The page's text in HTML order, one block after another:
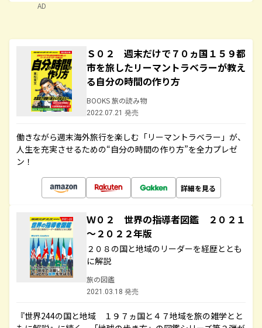
AD
Ｓ０２ 週末だけで７０ヵ国１５９都
市を旅したリーマントラベラーが教え
る自分の時間の作り方
BOOKS 旅の読み物
2022.07.21 発売
働きながら週末海外旅行を楽しむ「リーマントラベラー」が、
人生を充実させるための“自分の時間の作り方”を全力プレゼ
ン！
詳細を見る
Ｗ０２ 世界の指導者図鑑 ２０２１
～２０２２年版
２０８の国と地域のリーダーを経歴ととも
に解説
旅の図鑑
2021.03.18 発売
『世界244の国と地域 １９７ヵ国と４７地域を旅の雑学とと